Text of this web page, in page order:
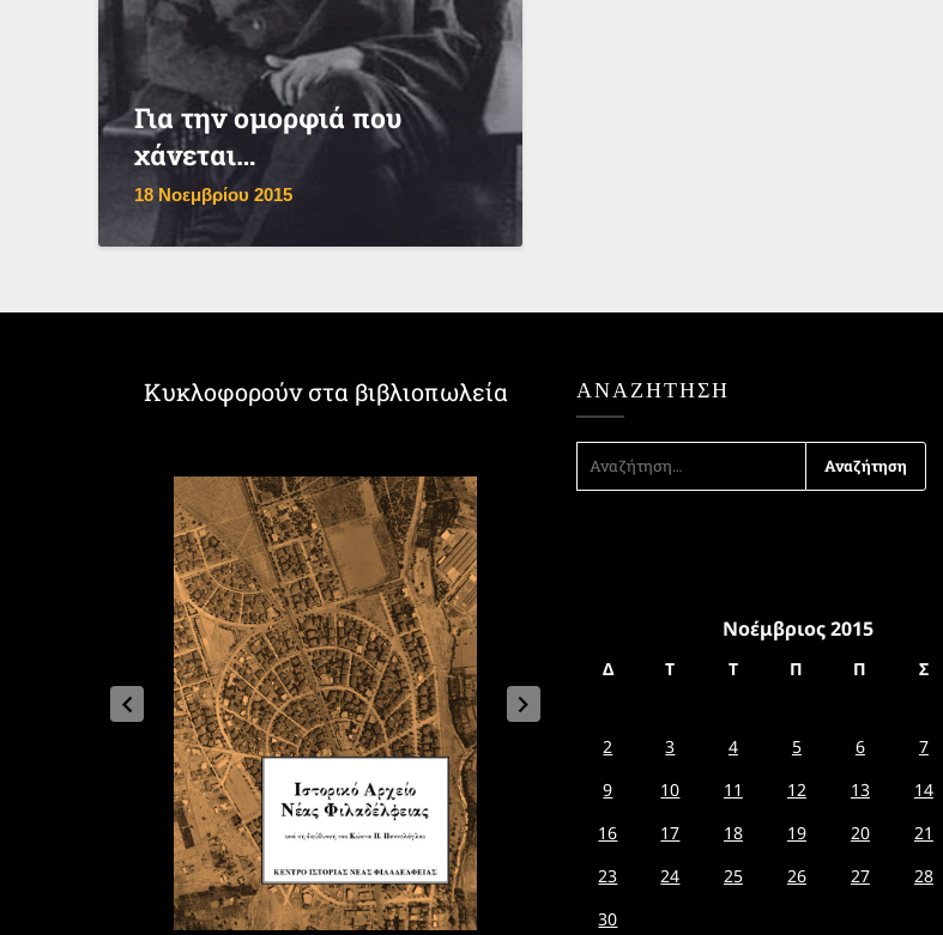
Για την ομορφιά που
χάνεται…
18 Νοεμβρίου 2015
Κυκλοφορούν στα βιβλιοπωλεία ΑΝΑΖΉΤΗΣΗ
ΓΙΑ:
Νοέμβριος 2015
Δ Τ Τ Π Π Σ
2
3 4 5 6 7
9
10 11 12 13 14
16
17 18 19 20 21
23
24 25 26 27 28
30